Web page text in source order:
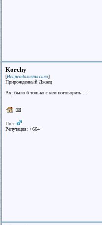
Korchy
[Непреодолимая сила]
Прирожденный Джаец
Ах, было б только с кем поговорить ...
Пол:
Репутация: +664